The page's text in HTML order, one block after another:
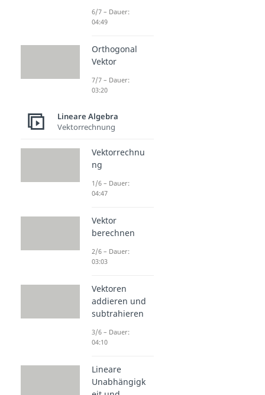
6/7 – Dauer:
04:49
Orthogonal
Vektor
7/7 – Dauer:
03:20
Lineare Algebra
Vektorrechnung
Vektorrechnu
ng
1/6 – Dauer:
04:47
Vektor
berechnen
2/6 – Dauer:
03:03
Vektoren
addieren und
subtrahieren
3/6 – Dauer:
04:10
Lineare
Unabhängigk